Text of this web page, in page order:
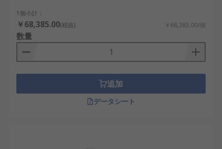
1個小計：
￥68,385.00(税抜) ￥68,385.00/個
数量
追加
データシート